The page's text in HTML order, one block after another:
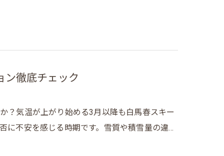
ン徹底チェック
？気温が上がり始める3月以降も白馬春スキー
に不安を感じる時期です。雪質や積雪量の違…